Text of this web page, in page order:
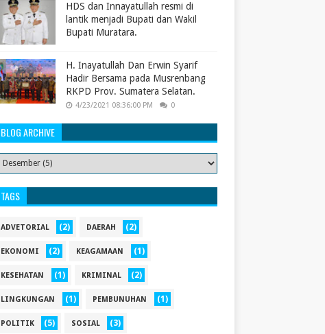
HDS dan Innayatullah resmi di
lantik menjadi Bupati dan Wakil
Bupati Muratara.
H. Inayatullah Dan Erwin Syarif
Hadir Bersama pada Musrenbang
RKPD Prov. Sumatera Selatan.
4/23/2021 08:36:00 PM 0
BLOG ARCHIVE
TAGS
ADVETORIAL (2) DAERAH (2)
EKONOMI (2) KEAGAMAAN (1)
KESEHATAN (1) KRIMINAL (2)
LINGKUNGAN (1) PEMBUNUHAN (1)
POLITIK (5) SOSIAL (3)